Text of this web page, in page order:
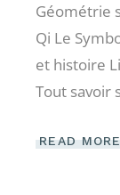
Géométrie
Qi Le
et histoire
Tout savoir
READ